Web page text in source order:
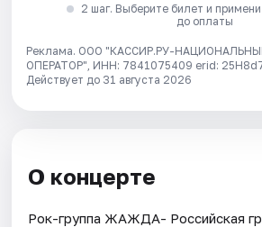
2 шаг. Выберите билет и
до оплаты
Реклама. ООО "КАССИР.РУ-
ОПЕРАТОР", ИНН: 7841075409 erid:
Действует до 31 августа 2026
О концерте
Рок-группа ЖАЖДА- Российская